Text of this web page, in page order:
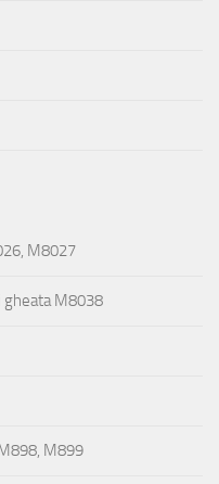
M8027
gheata M8038
M899